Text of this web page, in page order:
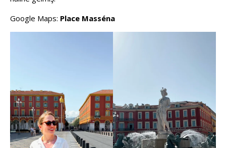
Google Maps: Place Masséna